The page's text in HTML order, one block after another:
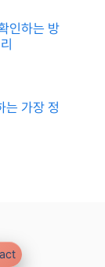
인하는 방
는 가장 정